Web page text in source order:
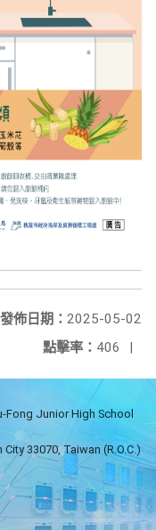
發佈日期： 2025-05-02
點擊率： 406 |
Fong Junior High School
33070, Taiwan (R.O.C.)